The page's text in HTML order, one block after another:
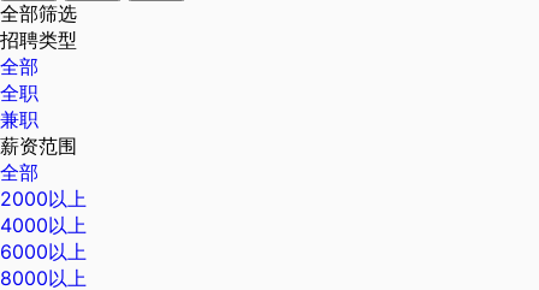
全部筛选
招聘类型
全部
全职
兼职
薪资范围
全部
2000以上
4000以上
6000以上
8000以上